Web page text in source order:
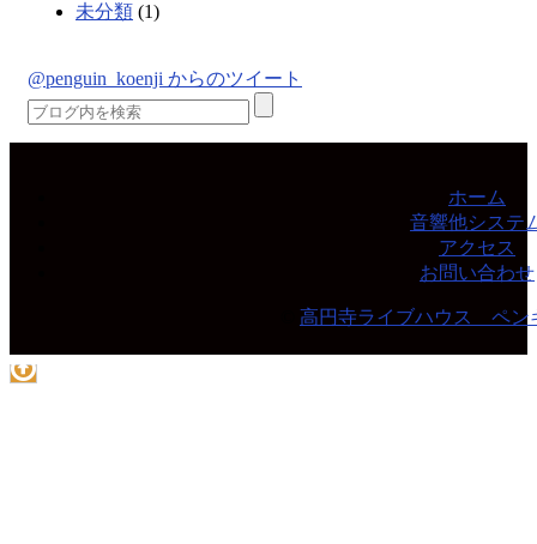
未分類 (1)
@penguin_koenji からのツイート
ホーム
音響他システ
アクセス
お問い合わせ
高円寺ライブハウス ペン